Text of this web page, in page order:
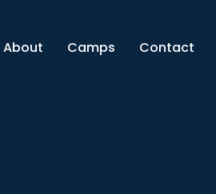
About Camps Contact